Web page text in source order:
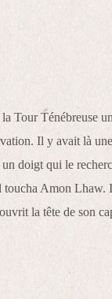
Tour Ténébreuse
Il y avait là
doigt qui le
toucha Amon Lhaw.
la tête de son